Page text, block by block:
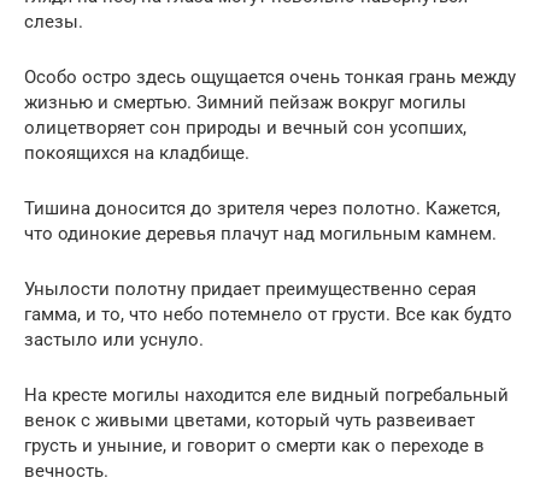
слезы.
Особо остро здесь ощущается очень тонкая грань между
жизнью и смертью. Зимний пейзаж вокруг могилы
олицетворяет сон природы и вечный сон усопших,
покоящихся на кладбище.
Тишина доносится до зрителя через полотно. Кажется,
что одинокие деревья плачут над могильным камнем.
Унылости полотну придает преимущественно серая
гамма, и то, что небо потемнело от грусти. Все как будто
застыло или уснуло.
На кресте могилы находится еле видный погребальный
венок с живыми цветами, который чуть развеивает
грусть и уныние, и говорит о смерти как о переходе в
вечность.